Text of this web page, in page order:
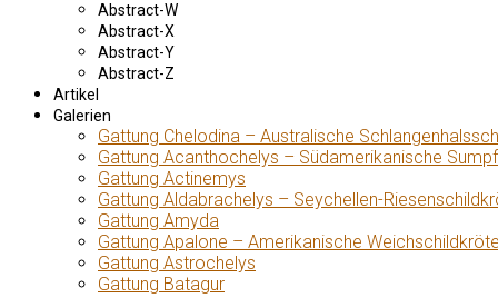
Abstract-W
Abstract-X
Abstract-Y
Abstract-Z
Artikel
Galerien
Gattung Chelodina – Australische
Gattung Acanthochelys – Südamerikanische
Gattung Actinemys
Gattung Aldabrachelys – Seychellen-
Gattung Amyda
Gattung Apalone – Amerikanische
Gattung Astrochelys
Gattung Batagur